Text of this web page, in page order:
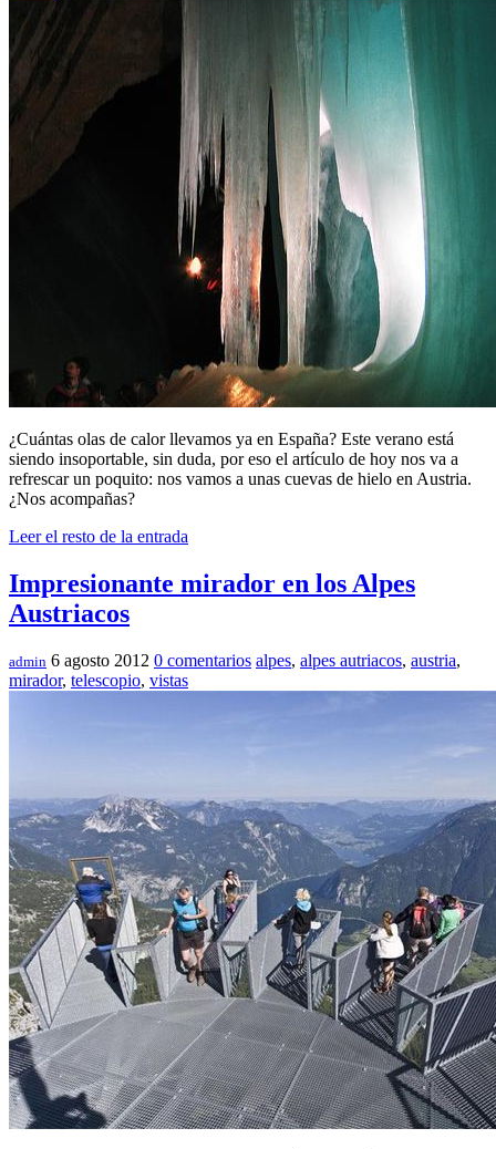
¿Cuántas olas de calor llevamos ya en España? Este verano está
siendo insoportable, sin duda, por eso el artículo de hoy nos va a
refrescar un poquito: nos vamos a unas cuevas de hielo en Austria.
¿Nos acompañas?
Leer el resto de la entrada
Impresionante mirador en los Alpes
Austriacos
admin 6 agosto 2012 0 comentarios alpes, alpes autriacos, austria,
mirador, telescopio, vistas